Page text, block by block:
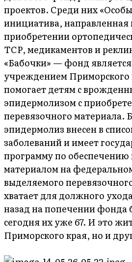
проектов. Среди них
инициатива,
приобретении
ТСР, медикаментов и
«Бабочки» — фонд
учреждением Приморского
помогает детям с
эпидермолизом с
перевязочного материала.
эпидермолиз внесен в
заболеваний и имеет
программу по
материалом на
выделяемого
хватает для должного
назад на попечении фонда
сегодня их уже 67. И это
Приморского края, но и